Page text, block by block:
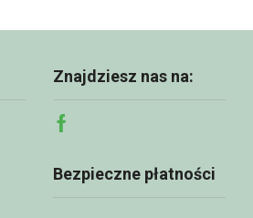
Znajdziesz nas na:
Facebook
Bezpieczne płatności